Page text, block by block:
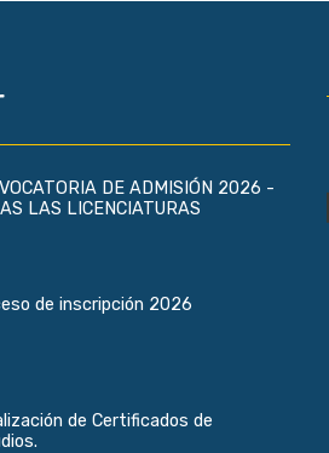
DE ADMISIÓN 2026 -
LAS LICENCIATURAS
de inscripción 2026
de Certificados de